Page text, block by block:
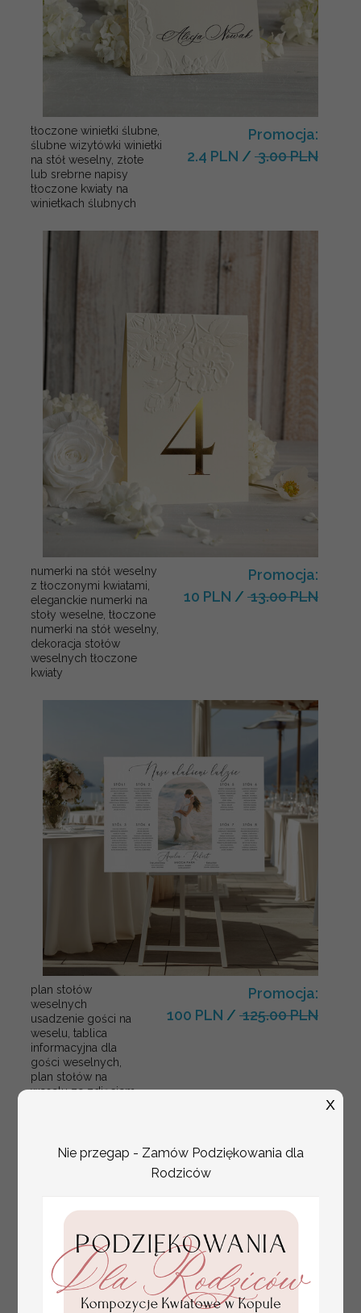
tłoczone winietki ślubne,
ślubne wizytówki winietki
na stół weselny, złote
lub srebrne napisy
tłoczone kwiaty na
winietkach ślubnych
Promocja:
2.4 PLN / 3.00 PLN
numerki na stół weselny
z tłoczonymi kwiatami,
eleganckie numerki na
stoły weselne, tłoczone
numerki na stół weselny,
dekoracja stołów
weselnych tłoczone
kwiaty
Promocja:
10 PLN / 13.00 PLN
plan stołów
weselnych
usadzenie gości na
weselu, tablica
informacyjna dla
gości weselnych,
plan stołów na
weselu ze zdjęciem
Promocja:
100 PLN / 125.00 PLN
Nie przegap - Zamów Podziękowania dla
Rodziców
X